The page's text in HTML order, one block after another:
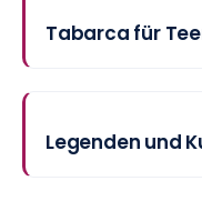
Tabarca für
Legenden und